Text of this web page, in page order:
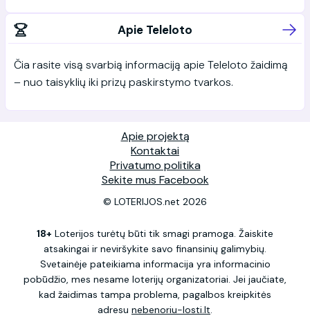
Apie Teleloto
Čia rasite visą svarbią informaciją apie Teleloto žaidimą
– nuo taisyklių iki prizų paskirstymo tvarkos.
Apie projektą
Kontaktai
Privatumo politika
Sekite mus Facebook
© LOTERIJOS.net 2026
18+ Loterijos turėtų būti tik smagi pramoga. Žaiskite
atsakingai ir neviršykite savo finansinių galimybių.
Svetainėje pateikiama informacija yra informacinio
pobūdžio, mes nesame loterijų organizatoriai. Jei jaučiate,
kad žaidimas tampa problema, pagalbos kreipkitės
adresu nebenoriu-losti.lt